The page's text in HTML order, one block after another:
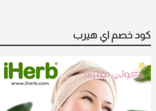
كود خصم اي هيرب